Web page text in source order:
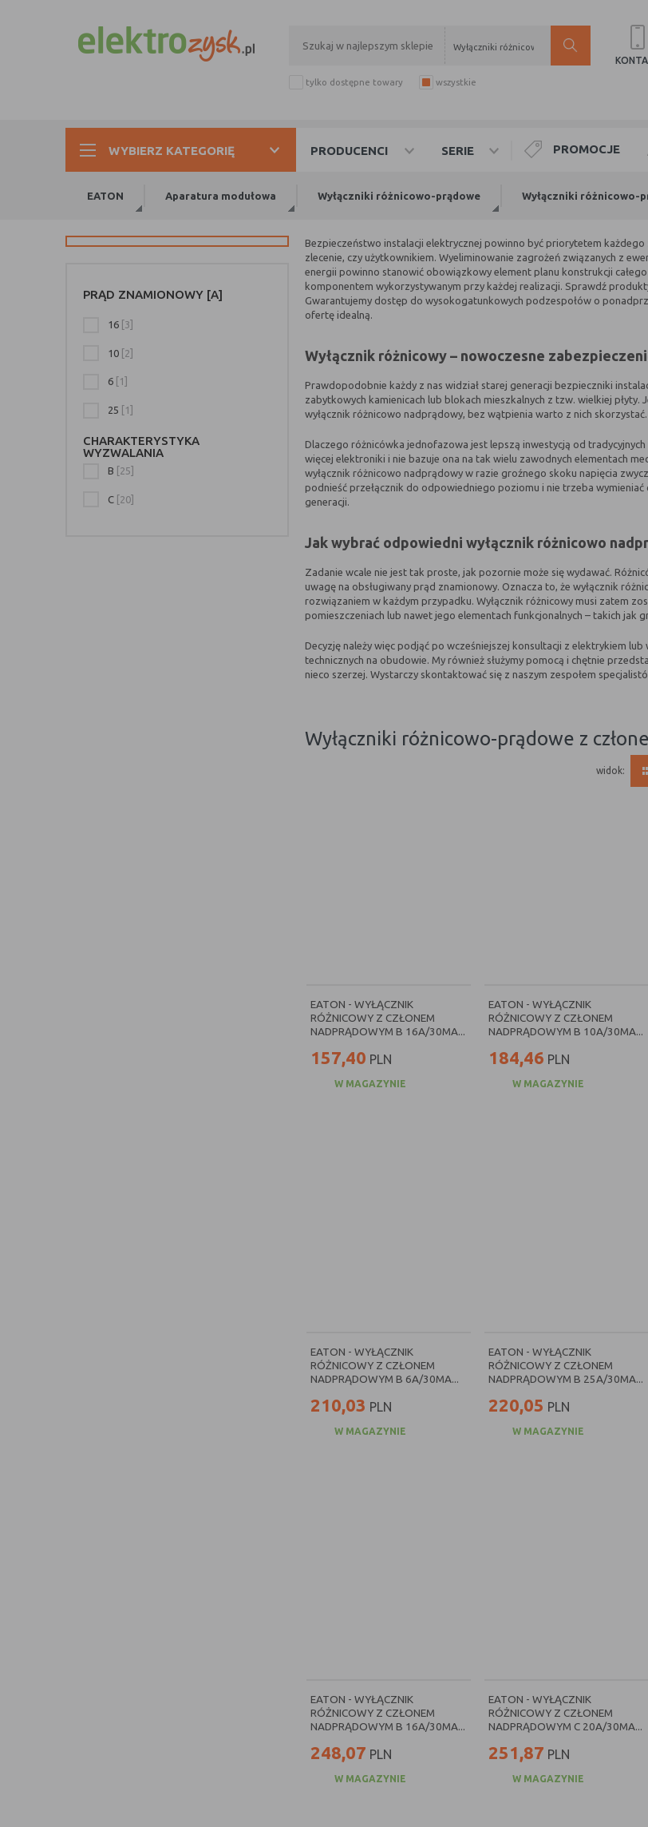
Wyłączniki różnicowo-prądowe z członem
tylko dostępne towary wszystkie
WYBIERZ KATEGORIĘ PRODUCENCI SERIE PROMOCJE
EATON Aparatura modułowa Wyłączniki różnicowo-prądowe Wyłączniki różnicowo-
PRĄD ZNAMIONOWY [A]
16 [3]
10 [2]
6 [1]
25 [1]
CHARAKTERYSTYKA
WYZWALANIA
B [25]
C [20]
Bezpieczeństwo instalacji elektrycznej powinno być priorytetem
zlecenie, czy użytkownikiem. Wyeliminowanie zagrożeń związanych z
energii powinno stanowić obowiązkowy element planu konstrukcji
komponentem wykorzystywanym przy każdej realizacji. Sprawdź
Gwarantujemy dostęp do wysokogatunkowych podzespołów o
ofertę idealną.
Wyłącznik różnicowy – nowoczesne
Prawdopodobnie każdy z nas widział starej generacji bezpieczniki
zabytkowych kamienicach lub blokach mieszkalnych z tzw. wielkiej
wyłącznik różnicowo nadprądowy, bez wątpienia warto z nich skorzystać.
Dlaczego różnicówka jednofazowa jest lepszą inwestycją od
więcej elektroniki i nie bazuje ona na tak wielu zawodnych elementach
wyłącznik różnicowo nadprądowy w razie groźnego skoku napięcia
podnieść przełącznik do odpowiedniego poziomu i nie trzeba
generacji.
Jak wybrać odpowiedni wyłącznik różnicowo
Zadanie wcale nie jest tak proste, jak pozornie może się wydawać.
uwagę na obsługiwany prąd znamionowy. Oznacza to, że wyłącznik
rozwiązaniem w każdym przypadku. Wyłącznik różnicowy musi zatem
pomieszczeniach lub nawet jego elementach funkcjonalnych – takich jak
Decyzję należy więc podjąć po wcześniejszej konsultacji z elektrykiem
technicznych na obudowie. My również służymy pomocą i chętnie
nieco szerzej. Wystarczy skontaktować się z naszym zespołem
wyłączniki różnicowo-prądowe z
widok:
EATON - WYŁĄCZNIK
RÓŻNICOWY Z CZŁONEM
NADPRĄDOWYM B 16A/30MA...
157,40 PLN
W MAGAZYNIE
EATON - WYŁĄCZNIK
RÓŻNICOWY Z CZŁONEM
NADPRĄDOWYM B 10A/30MA...
184,46 PLN
W MAGAZYNIE
EATON - WYŁĄCZNIK
RÓŻNICOWY Z CZŁONEM
NADPRĄDOWYM B 6A/30MA...
210,03 PLN
W MAGAZYNIE
EATON - WYŁĄCZNIK
RÓŻNICOWY Z CZŁONEM
NADPRĄDOWYM B 25A/30MA...
220,05 PLN
W MAGAZYNIE
EATON - WYŁĄCZNIK
RÓŻNICOWY Z CZŁONEM
NADPRĄDOWYM B 16A/30MA...
248,07 PLN
W MAGAZYNIE
EATON - WYŁĄCZNIK
RÓŻNICOWY Z CZŁONEM
NADPRĄDOWYM C 20A/30MA...
251,87 PLN
W MAGAZYNIE